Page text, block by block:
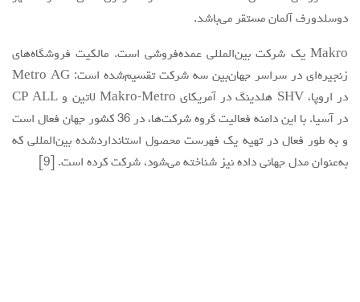
دوسلدورف آلمان مستقر می‌باشد.
Makro یک شرکت بین‌المللی عمده‌فروشی است. مالکیت فروشگاه‌های
زنجیره‌ای در سراسر جهان‌بین سه شرکت تقسیم‌شده است: Metro AG
در اروپا، SHV هلدینگ در آمریکای Makro-Metro لاتین و CP ALL
در آسیا. با این دامنه فعالیت گروه شرکت‌ها، در 36 کشور جهان فعال است
و به طور فعال در تهیه یک فهرست محصول استانداردشده بین‌المللی که
به‌عنوان مدل جهانی داده نیز شناخته می‌شود، شرکت کرده است. [9]